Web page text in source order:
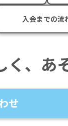
入会までの流
く、あ
せ